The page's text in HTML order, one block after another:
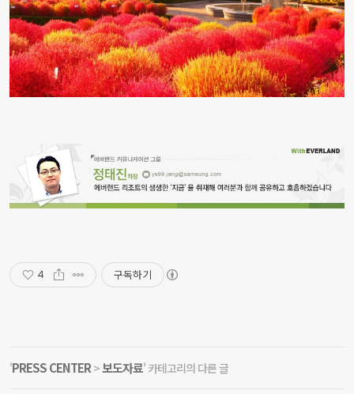
4 구독하기
'PRESS CENTER>보도자료' 카테고리의 다른 글